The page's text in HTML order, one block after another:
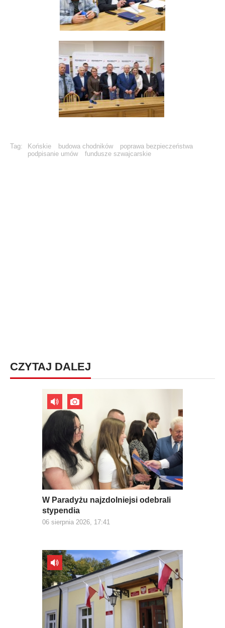
Tag: Końskie budowa chodników
poprawa bezpieczeństwa
podpisanie umów
fundusze szwajcarskie
CZYTAJ DALEJ
W Paradyżu najzdolniejsi odebrali
stypendia
06 sierpnia 2026, 17:41